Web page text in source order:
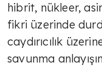
hibrit, nükleer,
fikri üzerinde
caydırıcılık
savunma